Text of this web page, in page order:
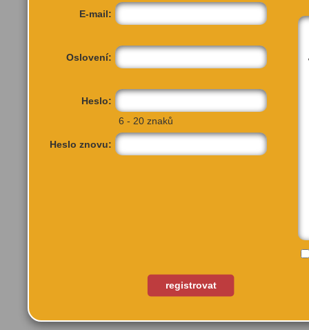
V Jámě 1
Praha 1, 110 00
Také by tě mohlo
E-mail:
Oslovení:
Heslo:
6 - 20 znaků
Heslo znovu:
registrovat